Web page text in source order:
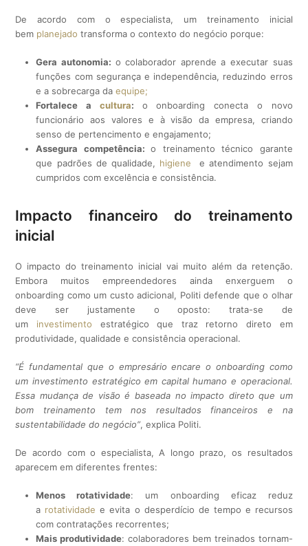
De acordo com o especialista, um treinamento inicial
bem planejado transforma o contexto do negócio porque:
Gera autonomia: o colaborador aprende a executar suas
funções com segurança e independência, reduzindo erros
e a sobrecarga daequipe;
Fortalece a cultura: o onboarding conecta o novo
funcionário aos valores e à visão da empresa, criando
senso de pertencimento e engajamento;
Assegura competência:o treinamento técnico garante
que padrões de qualidade, higiene
e atendimento sejam
cumpridos com excelência e consistência.
Impacto financeiro do treinamento
inicial
O impacto do treinamento inicial vai muito além da retenção.
Embora muitos empreendedores ainda enxerguem o
onboarding como um custo adicional, Politi defende que o olhar
deve ser justamente o oposto: trata-se de
um investimento estratégico que traz retorno direto em
produtividade, qualidade e consistência operacional.
“É fundamental que o empresário encare o onboarding como
um investimento estratégico em capital humano e operacional.
Essa mudança de visão é baseada no impacto direto que um
bom treinamento tem nos resultados financeiros e na
sustentabilidade do negócio”, explica Politi.
De acordo com o especialista, A longo prazo, os resultados
aparecem em diferentes frentes:
Menos rotatividade: um onboarding eficaz reduz
a rotatividade e evita o desperdício de tempo e recursos
com contratações recorrentes;
Mais produtividade: colaboradores bem treinados tornam-